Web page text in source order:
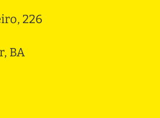
226
BA